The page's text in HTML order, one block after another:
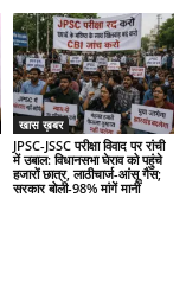
खास ख़बर
JPSC-JSSC परीक्षा विवाद पर रांची
में उबाल: विधानसभा घेराव को पहुंचे
हजारों छात्र, लाठीचार्ज-आंसू गैस;
सरकार बोली-98% मांगें मानीं